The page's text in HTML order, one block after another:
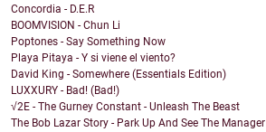
Concordia - D.E.R
BOOMVISION - Chun Li
Poptones - Say Something Now
Playa Pitaya - Y si viene el viento?
David King - Somewhere (Essentials Edition)
LUXXURY - Bad! (Bad!)
√2E - The Gurney Constant - Unleash The Beast
The Bob Lazar Story - Park Up And See The Manager